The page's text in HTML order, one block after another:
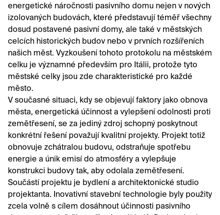
energetické náročnosti pasivního domu nejen v nových
izolovaných budovách, které představují téměř všechny
dosud postavené pasivní domy, ale také v městských
celcích historických budov nebo v prvních rozšířeních
našich měst. Vyzkoušení tohoto protokolu na městském
celku je významné především pro Itálii, protože tyto
městské celky jsou zde charakteristické pro každé
město.
V současné situaci, kdy se objevují faktory jako obnova
města, energetická účinnost a vylepšení odolnosti proti
zemětřesení, se za jediný zdroj schopný poskytnout
konkrétní řešení považují kvalitní projekty. Projekt totiž
obnovuje zchátralou budovu, odstraňuje spotřebu
energie a únik emisí do atmosféry a vylepšuje
konstrukci budovy tak, aby odolala zemětřesení.
Součástí projektu je bydlení a architektonické studio
projektanta. Inovativní stavební technologie byly použity
zcela volně s cílem dosáhnout účinnosti pasivního